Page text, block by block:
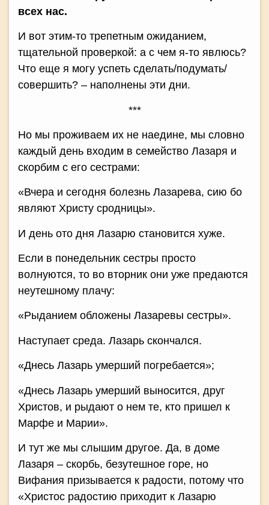
всех нас.
И вот этим-то трепетным ожиданием,
тщательной проверкой: а с чем я-то явлюсь?
Что еще я могу успеть сделать/подумать/
совершить? – наполнены эти дни.
***
Но мы проживаем их не наедине, мы словно
каждый день входим в семейство Лазаря и
скорбим с его сестрами:
«Вчера и сегодня болезнь Лазарева, сию бо
являют Христу сродницы».
И день ото дня Лазарю становится хуже.
Если в понедельник сестры просто
волнуются, то во вторник они уже предаются
неутешному плачу:
«Рыданием обложены Лазаревы сестры».
Наступает среда. Лазарь скончался.
«Днесь Лазарь умерший погребается»;
«Днесь Лазарь умерший выносится, друг
Христов, и рыдают о нем те, кто пришел к
Марфе и Марии».
И тут же мы слышим другое. Да, в доме
Лазаря – скорбь, безутешное горе, но
Вифания призывается к радости, потому что
«Христос радостию приходит к Лазарю